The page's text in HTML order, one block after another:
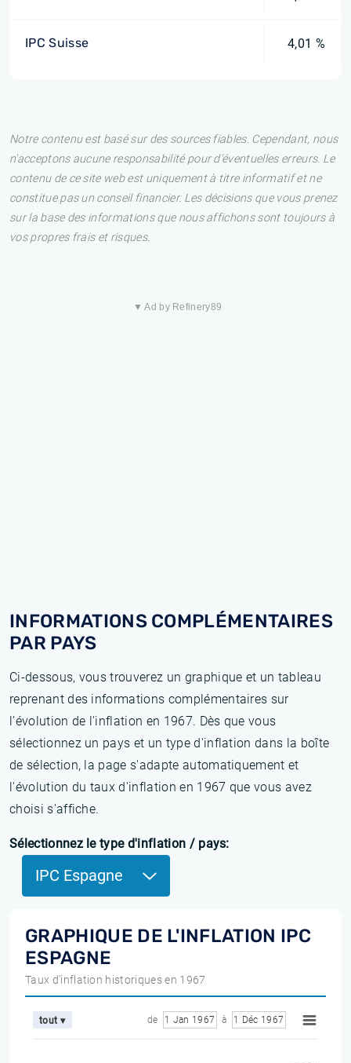
IPC Suisse 4,01 %
Notre contenu est basé sur des sources fiables. Cependant, nous
n'acceptons aucune responsabilité pour d'éventuelles erreurs. Le
contenu de ce site web est uniquement à titre informatif et ne
constitue pas un conseil financier. Les décisions que vous prenez
sur la base des informations que nous affichons sont toujours à
vos propres frais et risques.
▼ Ad by Refinery89
INFORMATIONS COMPLÉMENTAIRES
PAR PAYS
Ci-dessous, vous trouverez un graphique et un tableau
reprenant des informations complémentaires sur
l’évolution de l'inflation en 1967. Dès que vous
sélectionnez un pays et un type d'inflation dans la boîte
de sélection, la page s'adapte automatiquement et
l'évolution du taux d'inflation en 1967 que vous avez
choisi s'affiche.
Sélectionnez le type d'inflation / pays:
IPC Espagne
GRAPHIQUE DE L'INFLATION IPC
ESPAGNE
Taux d'inflation historiques en 1967
tout ▾ de 1 Jan 1967 à 1 Déc 1967